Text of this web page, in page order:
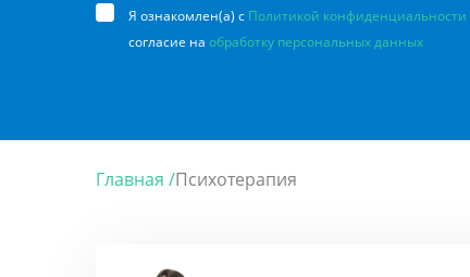
Я ознакомлен(а) с Политикой конфиденциальности
согласие на обработку персональных данных
Главная /Психотерапия